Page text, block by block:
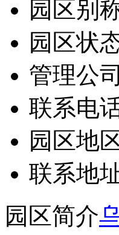
园区别
园区状
管理公
联系电
园区地
联系地
园区简介